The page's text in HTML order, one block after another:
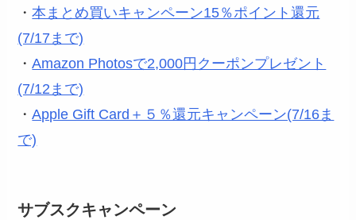
・本まとめ買いキャンペーン15％ポイント還元
(7/17まで)
・Amazon Photosで2,000円クーポンプレゼント
(7/12まで)
・Apple Gift Card＋５％還元キャンペーン(7/16ま
で)
サブスクキャンペーン